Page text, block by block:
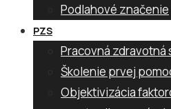
Podlahové značenie
PZS
Pracovná zdravotná
Školenie prvej
Objektivizácia